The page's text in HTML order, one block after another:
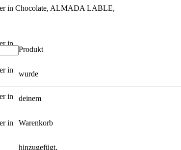
Produkt
wurde
deinem
Warenkorb
hinzugefügt.